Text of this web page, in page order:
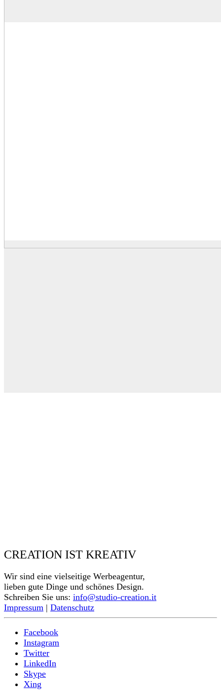
CREATION IST KREATIV
Wir sind eine vielseitige Werbeagentur,
lieben gute Dinge und schönes Design.
Schreiben Sie uns: info@studio-creation.it
Impressum | Datenschutz
Facebook
Instagram
Twitter
LinkedIn
Skype
Xing